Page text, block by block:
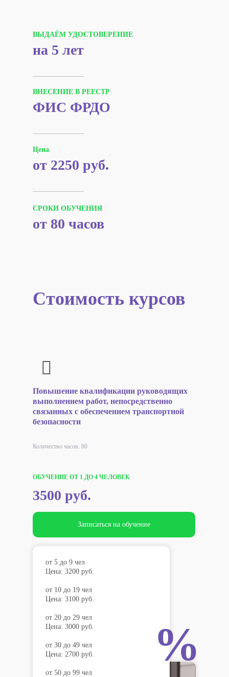
ВЫДАЁМ УДОСТОВЕРЕНИЕ
на 5 лет
ВНЕСЕНИЕ В РЕЕСТР
ФИС ФРДО
СРОКИ ОБУЧЕНИЯ
Цена
от 80 часов
от 2250 руб.
Стоимость курсов
Повышение квалификации руководящих
выполнением работ, непосредственно
связанных с обеспечением транспортной
безопасности
Количество часов: 80
Записаться на обучение
ОБУЧЕНИЕ ОТ 1 ДО 4 ЧЕЛОВЕК
3500 руб.
от 5 до 9 чел
Цена: 3200 руб.
от 10 до 19 чел
Цена: 3100 руб.
от 20 до 29 чел
Цена: 3000 руб.
от 30 до 49 чел
Цена: 2700 руб.
от 50 до 99 чел
%